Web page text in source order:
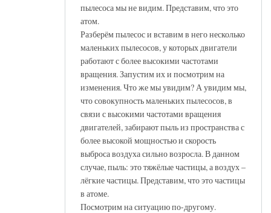
пылесоса мы не видим. Представим, что это
атом.
Разберём пылесос и вставим в него несколько
маленьких пылесосов, у которых двигатели
работают с более высокими частотами
вращения. Запустим их и посмотрим на
изменения. Что же мы увидим? А увидим мы,
что совокупность маленьких пылесосов, в
связи с высокими частотами вращения
двигателей, забирают пыль из пространства с
более высокой мощностью и скорость
выброса воздуха сильно возросла. В данном
случае, пыль: это тяжёлые частицы, а воздух –
лёгкие частицы. Представим, что это частицы
в атоме.
Посмотрим на ситуацию по-другому.